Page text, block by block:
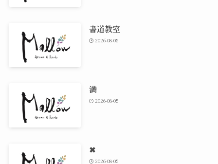
書道教室
2026-08-05
満
2026-08-05
✖
2026-08-05